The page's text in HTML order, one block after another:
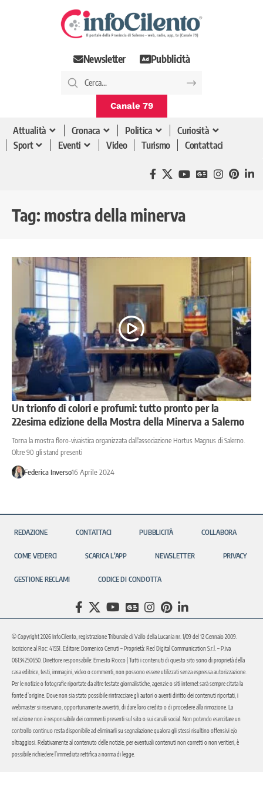
Newsletter Pubblicità
Canale 79
Attualità Cronaca Politica
Curiosità
Sport
Eventi Video Turismo Contattaci
Tag: mostra della minerva
Un trionfo di colori e profumi: tutto pronto per la
22esima edizione della Mostra della Minerva a Salerno
Torna la mostra floro-vivaistica organizzata dall'associazione Hortus Magnus di Salerno.
Oltre 90 gli stand presenti
Federica Inverso16 Aprile 2024
REDAZIONE CONTATTACI PUBBLICITÀ COLLABORA
COME VEDERCI SCARICA L’APP NEWSLETTER PRIVACY
GESTIONE RECLAMI CODICE DI CONDOTTA
© Copyright 2026 InfoCilento, registrazione Tribunale di Vallo della Lucania nr. 1/09 del 12 Gennaio 2009.
Iscrizione al Roc: 41551. Editore: Domenico Cerruti – Proprietà: Red Digital Communication S.r.l. – P.iva
06134250650. Direttore responsabile: Ernesto Rocco | Tutti i contenuti di questo sito sono di proprietà della
casa editrice, testi, immagini, video o commenti, non possono essere utilizzati senza espressa autorizzazione.
Per le notizie o fotografie riportate da altre testate giornalistiche, agenzie o siti internet sarà sempre citata la
fonte d’origine. Dove non sia stato possibile rintracciare gli autori o aventi diritto dei contenuti riportati, i
webmaster si riservano, opportunamente avvertiti, di dare loro credito o di procedere alla rimozione. La
redazione non è responsabile dei commenti presenti sul sito o sui canali social. Non potendo esercitare un
controllo continuo resta disponibile ad eliminarli su segnalazione qualora gli stessi risultino offensivi e/o
oltraggiosi. Relativamente al contenuto delle notizie, per eventuali contenuti non corretti o non veritieri, è
possibile richiedere l’immediata rettifica a norma di legge.